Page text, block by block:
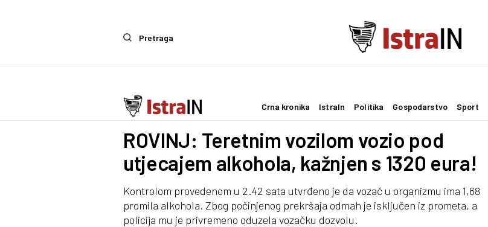
Pretraga
Crna kronika IstraIn Politika Gospodarstvo Sport
Crna kronika
ROVINJ: Teretnim vozilom vozio pod
utjecajem alkohola, kažnjen s 1320 eura!
Kontrolom provedenom u 2.42 sata utvrđeno je da vozač u organizmu ima 1,68
promila alkohola. Zbog počinjenog prekršaja odmah je isključen iz prometa, a
policija mu je privremeno oduzela vozačku dozvolu.